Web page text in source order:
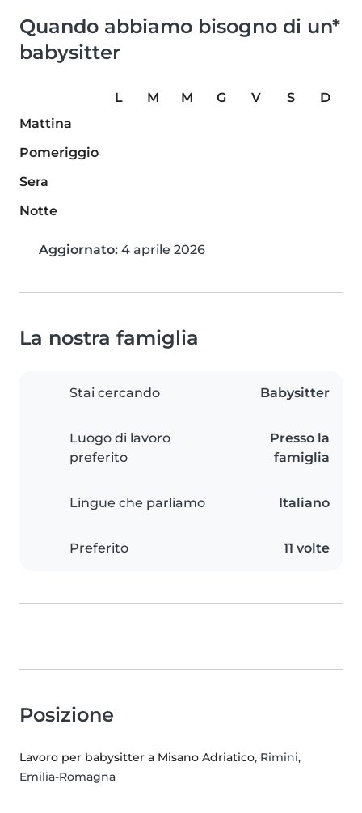
Quando abbiamo bisogno di un*
babysitter
L M M G V S
D
Mattina
Pomeriggio
Sera
Notte
Aggiornato: 4 aprile 2026
La nostra famiglia
Stai cercando Babysitter
Luogo di lavoro
preferito
Presso la
famiglia
Lingue che parliamo Italiano
Preferito 11 volte
Posizione
Lavoro per babysitter a Misano Adriatico, Rimini,
Emilia-Romagna